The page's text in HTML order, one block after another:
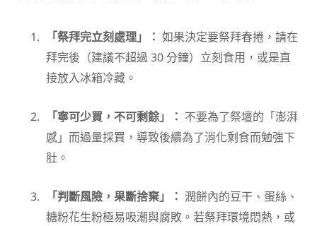
「祭拜完立刻處理」： 如果決定要祭拜春捲，請在
拜完後（建議不超過 30 分鐘）立刻食用，或是直
接放入冰箱冷藏。
「寧可少買，不可剩餘」： 不要為了祭壇的「澎湃
感」而過量採買，導致後續為了消化剩食而勉強下
肚。
「判斷風險，果斷捨棄」： 潤餅內的豆干、蛋絲、
糖粉花生粉極易吸潮與腐敗。若祭拜環境悶熱，或